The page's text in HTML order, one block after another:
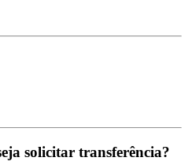
solicitar transferência?